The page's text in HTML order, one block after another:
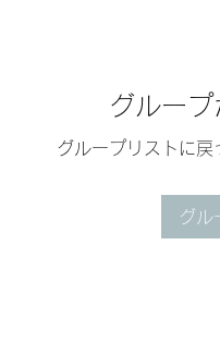
グルー
グループリストに
グル